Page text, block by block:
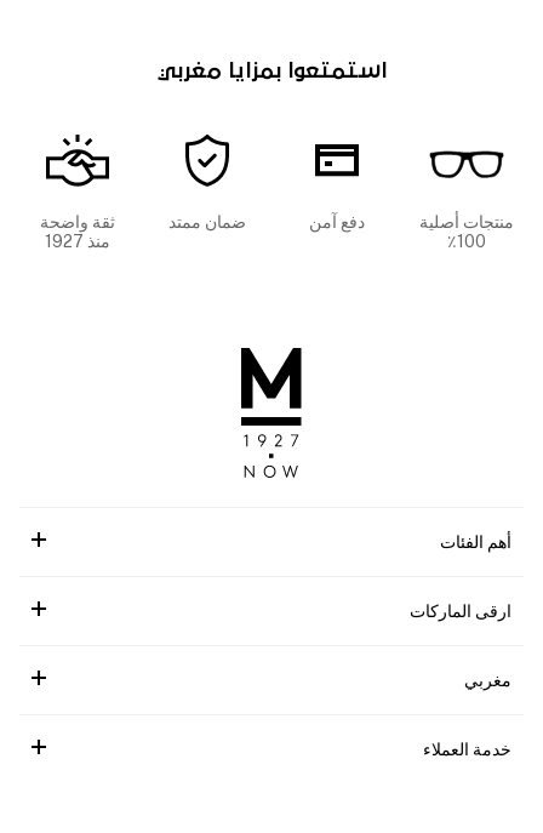
استمتعوا بمزايا مغربي
منتجات أصلية
100٪
دفع آمن ضمان ممتد
ثقة واضحة
منذ 1927
أهم الفئات
ارقى الماركات
مغربي
خدمة العملاء